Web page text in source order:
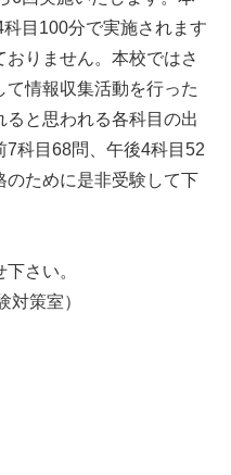
目100分で実施されます
りません。本校ではさ
て情報収集活動を行った
と思われる各科目の出
7科目68問、午後4科目52
のために是非受験して下
さい。
対策室）